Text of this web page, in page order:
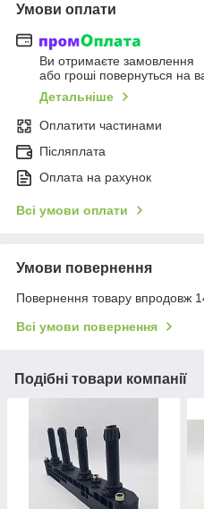
Умови оплати
Ви отримаєте замовлення
або гроші повернуться на
Детальніше
Оплатити частинами
Післяплата
Оплата на рахунок
Всі умови оплати
Умови повернення
Повернення товару впродовж
Всі умови повернення
Подібні товари компанії